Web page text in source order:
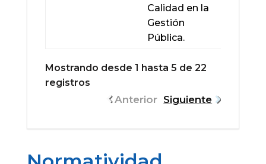
Calidad en la
Gestión
Pública.
Mostrando desde 1 hasta 5 de 22
registros
Anterior Siguiente